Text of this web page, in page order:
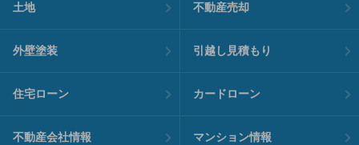
土地 不動産売却
外壁塗装 引越し見積もり
住宅ローン カードローン
不動産会社情報 マンション情報